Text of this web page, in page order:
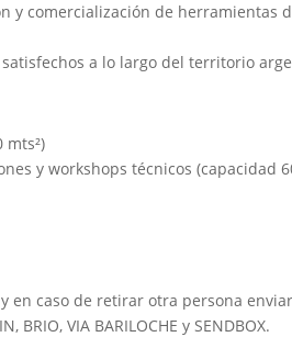
y comercialización de herramientas
a lo largo del territorio
mts²)
y workshops técnicos (capacidad
en caso de retirar otra persona
BRIO, VIA BARILOCHE y SENDBOX.